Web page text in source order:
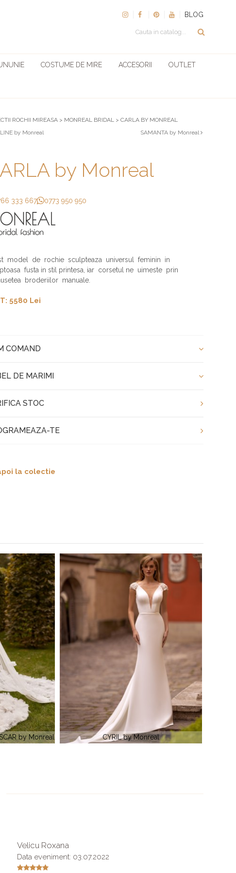
BLOG
COSTUME DE MIRE ACCESORII OUTLET
ROCHII MIREASA > MONREAL BRIDAL >CARLA BY MONREAL
by Monreal
SAMANTA by Monreal
by Monreal
333 667 0773 950 950
model de rochie sculpteaza universul feminin in
fusta in stil printesa, iar corsetul ne uimeste prin
broderiilor manuale.
5580 Lei
COMAND
DE MARIMI
STOC
TE
la colectie
ZARA by Monreal
Velicu Roxana
Data eveniment: 03.07.2022